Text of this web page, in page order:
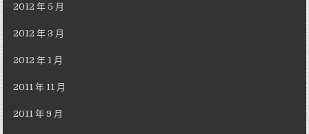
2012 年 5 月
2012 年 3 月
2012 年 1 月
2011 年 11 月
2011 年 9 月